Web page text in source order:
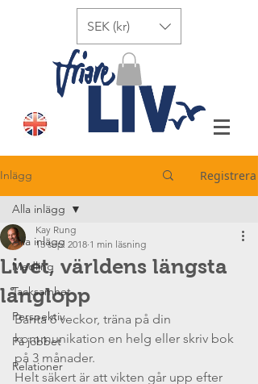
SEK (kr)
Inlägg Registrera
Alla inlägg
Medling
Tacksamhet
Perspektiv
På jobbet
Relationer
Alla inlägg
Livet, världens längsta
långlopp
Kay Rung
13 sep. 2018 1 min läsning
Banta 6 veckor, träna på din
kommunikation en helg eller skriv bok
på 3 månader.
Helt säkert är att vikten går upp efter